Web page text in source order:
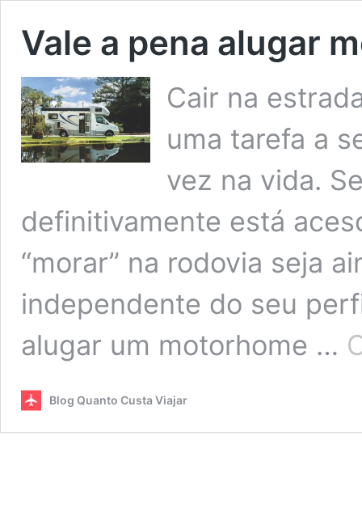
Vale a pena alugar
Cair na
uma tarefa a
vez na vida.
definitivamente está
“morar” na rodovia seja
independente do seu
alugar um motorhome …
Blog Quanto Custa Viajar